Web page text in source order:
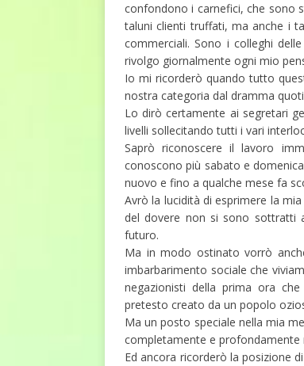
confondono i carnefici, che sono
taluni clienti truffati, ma anche i
commerciali. Sono i colleghi
rivolgo giornalmente ogni mio
Io mi ricorderò quando tutto
nostra categoria dal dramma
Lo dirò certamente ai segretari
livelli sollecitando tutti i vari
Saprò riconoscere il lavoro
conoscono più sabato e
nuovo e fino a qualche mese fa
Avrò la lucidità di esprimere la
del dovere non si sono sottratti
futuro.
Ma in modo ostinato vorrò
imbarbarimento sociale che
negazionisti della prima ora
pretesto creato da un popolo
Ma un posto speciale nella mia
completamente e profondamente
Ed ancora ricorderò la posizione